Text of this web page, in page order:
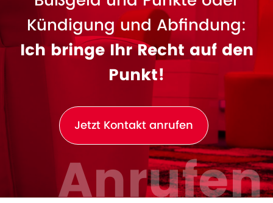
Kündigung und Abfindung:
Ich bringe Ihr Recht auf den
Punkt!
Jetzt Kontakt anrufen
Anrufen